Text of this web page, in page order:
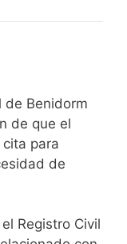
de Benidorm
de que el
para
de
Registro Civil